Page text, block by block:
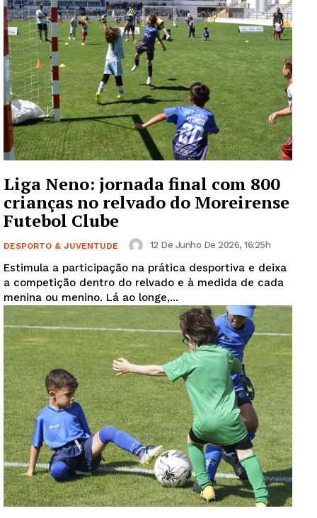
Liga Neno: jornada final com 800
crianças no relvado do Moreirense
Futebol Clube
DESPORTO & JUVENTUDE 12 De Junho De 2026, 16:25h
Estimula a participação na prática desportiva e deixa
a competição dentro do relvado e à medida de cada
menina ou menino. Lá ao longe,...